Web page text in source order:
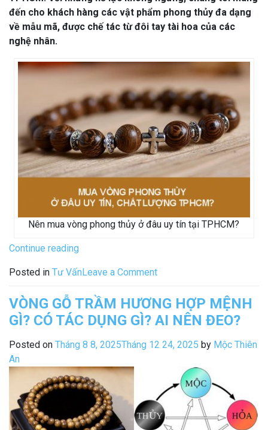
đến cho khách hàng các vật phẩm phong thủy đa dạng
về mẫu mã, được chế tác từ đôi tay tài hoa của các
nghệ nhân.
Nên mua vòng phong thủy ở đâu uy tín tại TPHCM?
Continue reading
Mua
Tay
Phong
Tại
Uy
Tín
1”
Posted in Tư VấnLeave a Commenton
Chỉ
Mua
Vòng
Tay
Tại
TPHCM
Uy
VÒNG GỖ TRẦM HƯƠNG HỢP MỆNH
GÌ? CÓ TÁC DỤNG GÌ? AI NÊN ĐEO?
Posted on Tháng 8 8, 2025Tháng 12 24, 2025 by Mộc Thiên
An